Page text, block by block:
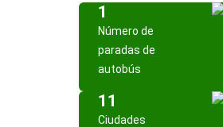
1
Número de
paradas de
autobús
11
Ciudades